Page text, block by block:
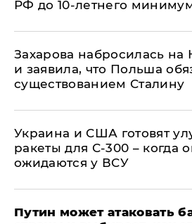
РФ до 10-летнего
​Захарова набросилась на
и заявила, что Польша
существованием Сталину
Украина и США готовят
ракеты для С-300 – когда
ожидаются у ВСУ
Путин может атаковать